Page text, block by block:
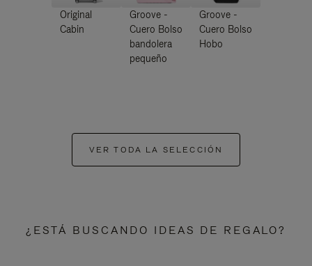
Original
Cabin
Groove -
Cuero Bolso
bandolera
pequeño
Groove -
Cuero Bolso
Hobo
VER TODA LA SELECCIÓN
¿ESTÁ BUSCANDO IDEAS DE REGALO?